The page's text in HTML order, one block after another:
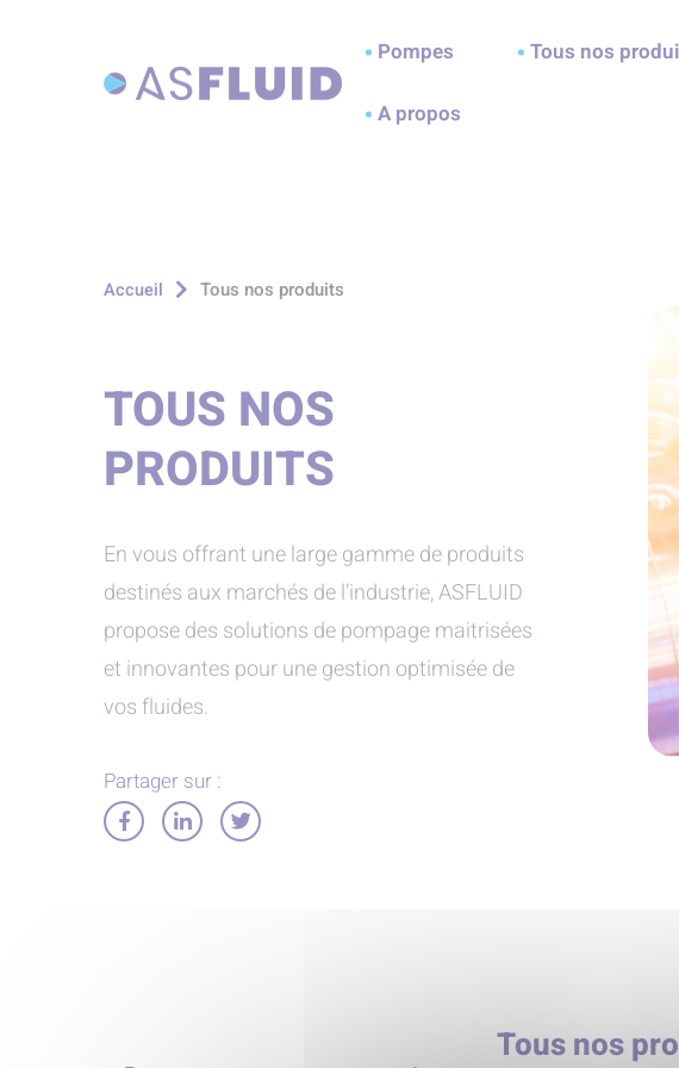
Pompes
Tous nos
A propos
Accueil Tous nos produits
TOUS NOS
PRODUITS
En vous offrant une large gamme de produits
destinés aux marchés de l’industrie, ASFLUID
propose des solutions de pompage maitrisées
et innovantes pour une gestion optimisée de
vos fluides.
Partager sur :
PartagerPartagerPartager
Tous nos